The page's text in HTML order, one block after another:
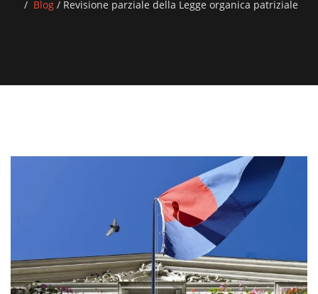
Blog /Revisione parziale della Legge organica patriziale